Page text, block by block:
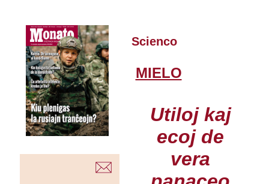
Scienco
MIELO
Utiloj kaj
ecoj de
vera